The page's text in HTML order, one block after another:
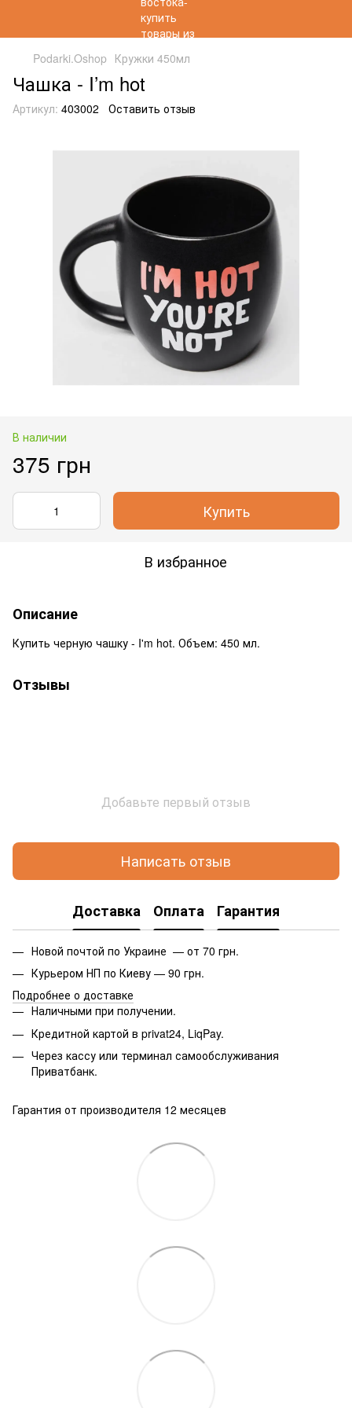
Podarki.Oshop Кружки 450мл
Чашка - I’m hot
Артикул: 403002 Оставить отзыв
В наличии
375 грн
Купить
В избранное
Описание
Купить черную чашку - I'm hot. Объем: 450 мл.
Отзывы
Добавьте первый отзыв
Написать отзыв
Доставка Оплата Гарантия
Новой почтой по Украине — от 70 грн.
Курьером НП по Киеву — 90 грн.
Подробнее о доставке
Наличными при получении.
Кредитной картой в privat24, LiqPay.
Через кассу или терминал самообслуживания
Приватбанк.
Гарантия от производителя 12 месяцев